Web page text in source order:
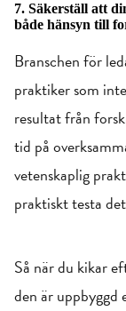
7. Säkerställ att
både hänsyn till
Branschen för
praktiker som
resultat från
tid på
vetenskaplig
praktiskt testa
Så när du kikar
den är uppbyggd